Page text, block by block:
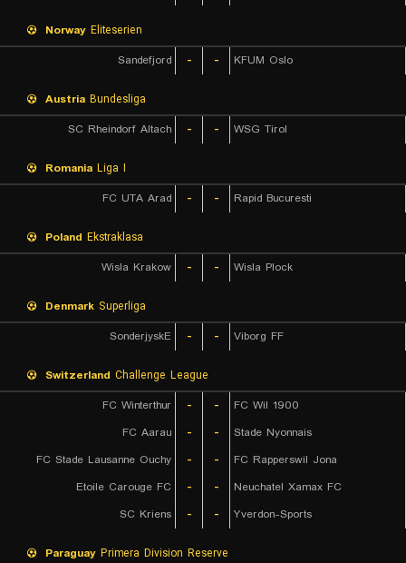
Norway Eliteserien
Sandefjord
- - KFUM Oslo
Austria Bundesliga
SC Rheindorf Altach
- - WSG Tirol
Romania Liga I
FC UTA Arad
- - Rapid Bucuresti
Poland Ekstraklasa
Wisla Krakow
- - Wisla Plock
Denmark Superliga
SonderjyskE
- - Viborg FF
Switzerland Challenge League
FC Winterthur
- -
FC Wil 1900
FC Aarau
- -
Stade Nyonnais
FC Stade Lausanne Ouchy
- -
FC Rapperswil Jona
Etoile Carouge FC
- -
Neuchatel Xamax FC
SC Kriens
- - Yverdon-Sports
Paraguay Primera Division Reserve